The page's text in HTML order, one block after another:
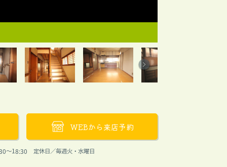
WEBから来店予約
〜18:30 定休日／毎週火・水曜日